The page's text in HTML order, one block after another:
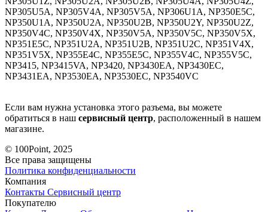
NP305U5A, NP305V4A, NP305V5A, NP306U1A, NP350E5C,
NP350U1A, NP350U2A, NP350U2B, NP350U2Y, NP350U2Z,
NP350V4C, NP350V4X, NP350V5A, NP350V5C, NP350V5X,
NP351E5C, NP351U2A, NP351U2B, NP351U2C, NP351V4X,
NP351V5X, NP355E4C, NP355E5C, NP355V4C, NP355V5C,
NP3415, NP3415VA, NP3420, NP3430EA, NP3430EC,
NP3431EA, NP3530EA, NP3530EC, NP3540VC
Если вам нужна установка этого разъема, вы можете
обратиться в наш сервисный центр, расположенный в нашем
магазине.
© 100Point, 2025
Все права защищены
Политика конфиденциальности
Компания
Контакты Сервисный центр
Покупателю